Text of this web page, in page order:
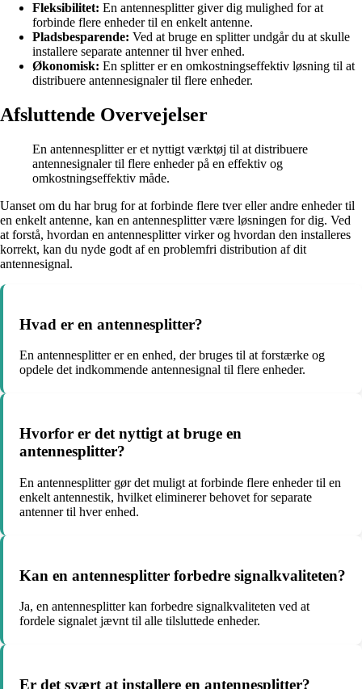
Fleksibilitet: En antennesplitter giver dig mulighed for at
forbinde flere enheder til en enkelt antenne.
Pladsbesparende: Ved at bruge en splitter undgår du at skulle
installere separate antenner til hver enhed.
Økonomisk: En splitter er en omkostningseffektiv løsning til at
distribuere antennesignaler til flere enheder.
Afsluttende Overvejelser
En antennesplitter er et nyttigt værktøj til at distribuere
antennesignaler til flere enheder på en effektiv og
omkostningseffektiv måde.
Uanset om du har brug for at forbinde flere tver eller andre enheder til
en enkelt antenne, kan en antennesplitter være løsningen for dig. Ved
at forstå, hvordan en antennesplitter virker og hvordan den installeres
korrekt, kan du nyde godt af en problemfri distribution af dit
antennesignal.
Hvad er en antennesplitter?
En antennesplitter er en enhed, der bruges til at forstærke og
opdele det indkommende antennesignal til flere enheder.
Hvorfor er det nyttigt at bruge en
antennesplitter?
En antennesplitter gør det muligt at forbinde flere enheder til en
enkelt antennestik, hvilket eliminerer behovet for separate
antenner til hver enhed.
Kan en antennesplitter forbedre signalkvaliteten?
Ja, en antennesplitter kan forbedre signalkvaliteten ved at
fordele signalet jævnt til alle tilsluttede enheder.
Er det svært at installere en antennesplitter?